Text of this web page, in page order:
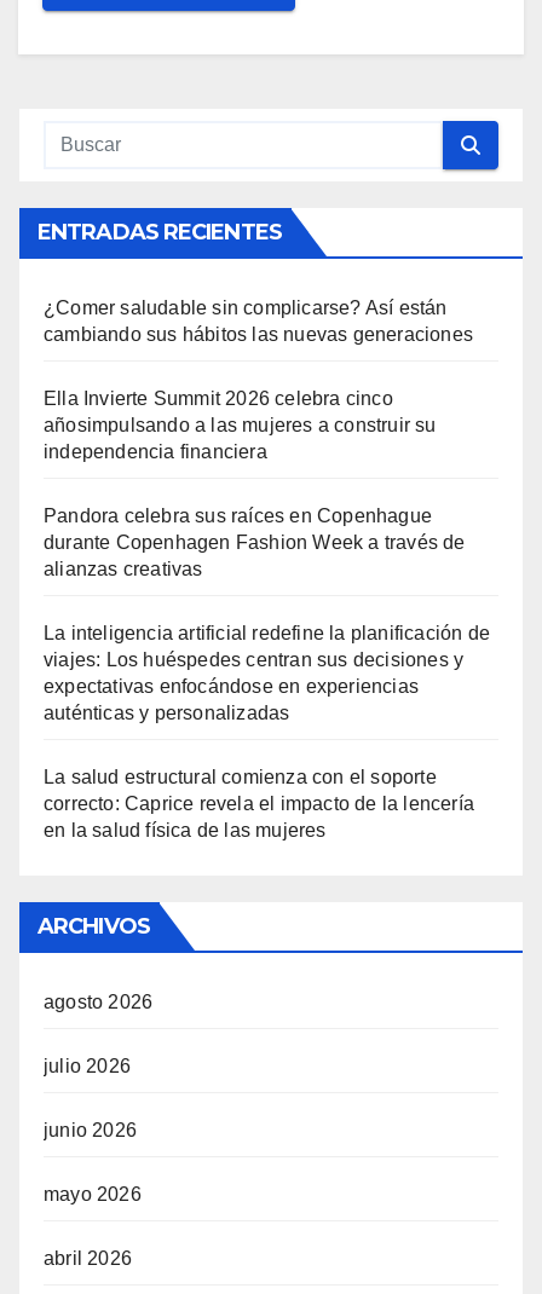
ENTRADAS RECIENTES
¿Comer saludable sin complicarse? Así están
cambiando sus hábitos las nuevas generaciones
Ella Invierte Summit 2026 celebra cinco
añosimpulsando a las mujeres a construir su
independencia financiera
Pandora celebra sus raíces en Copenhague
durante Copenhagen Fashion Week a través de
alianzas creativas
La inteligencia artificial redefine la planificación de
viajes: Los huéspedes centran sus decisiones y
expectativas enfocándose en experiencias
auténticas y personalizadas
La salud estructural comienza con el soporte
correcto: Caprice revela el impacto de la lencería
en la salud física de las mujeres
ARCHIVOS
agosto 2026
julio 2026
junio 2026
mayo 2026
abril 2026